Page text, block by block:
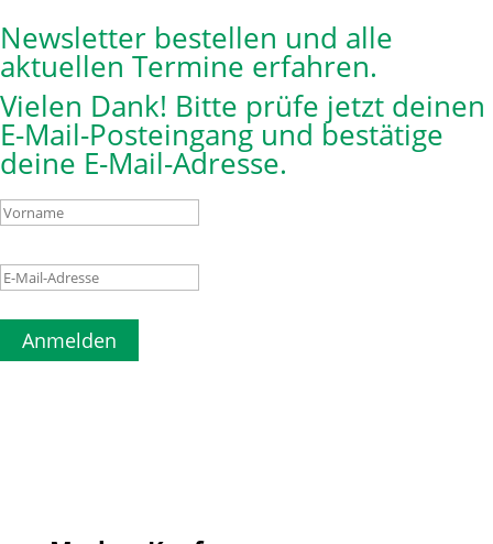
Newsletter bestellen und alle
aktuellen Termine erfahren.
Vielen Dank! Bitte prüfe jetzt deinen
E-Mail-Posteingang und bestätige
deine E-Mail-Adresse.
Anmelden